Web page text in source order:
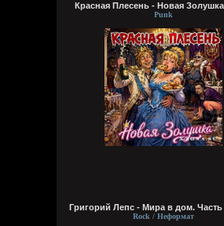
Красная Плесень - Новая Золушка
Punk
Григорий Лепс - Мира в дом. Часть
Rock / Неформат